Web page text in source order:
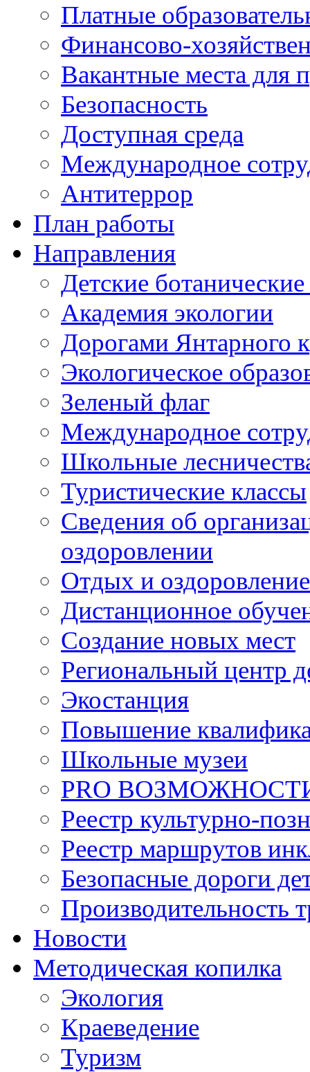
Платные
Финансово-
Вакантные места для
Безопасность
Доступная среда
Международное
Антитеррор
План работы
Направления
Детские
Академия экологии
Дорогами Янтарного
Экологическое
Зеленый флаг
Международное
Школьные
Туристические классы
Сведения об
оздоровлении
Отдых и
Дистанционное
Создание новых мест
Региональный центр
Экостанция
Повышение
Школьные музеи
PRO
Реестр культурно-
Реестр маршрутов
Безопасные дороги
Производительность
Новости
Методическая копилка
Экология
Краеведение
Туризм